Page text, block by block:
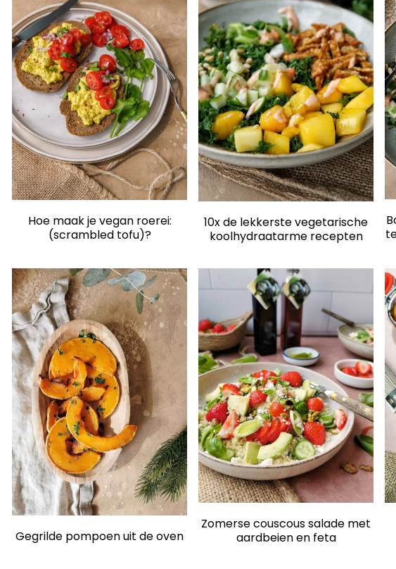
Hoe maak je vegan roerei:
(scrambled tofu)?
10x de lekkerste vegetarische
koolhydraatarme recepten
Gegrilde pompoen uit de oven
Zomerse couscous salade met
aardbeien en feta